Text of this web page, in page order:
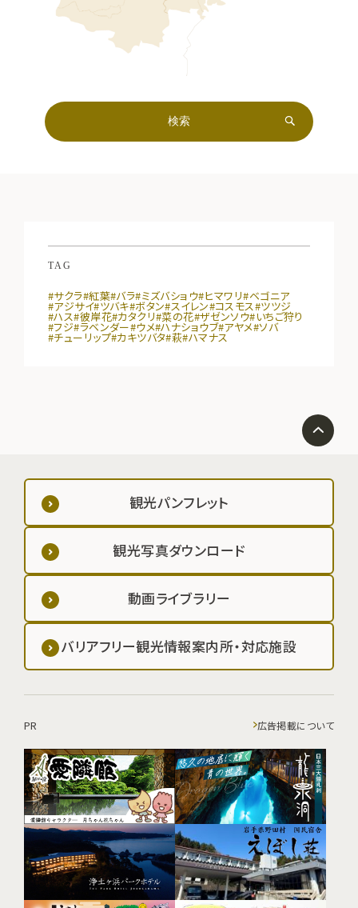
TAG
#サクラ#紅葉#バラ#ミズバショウ#ヒマワリ#ベゴニア
#アジサイ#ツバキ#ボタン#スイレン#コスモス#ツツジ
#ハス#彼岸花#カタクリ#菜の花#ザゼンソウ#いちご狩り
#フジ#ラベンダー#ウメ#ハナショウブ#アヤメ#ソバ
#チューリップ#カキツバタ#萩#ハマナス
観光パンフレット
観光写真ダウンロード
動画ライブラリー
バリアフリー観光情報案内所・対応施設
PR 広告掲載について